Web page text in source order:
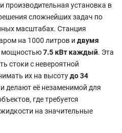
производительная установка в
сложнейших задач по
масштабах. Станция
на 1000 литров и двумя
мощностью7.5 кВт каждый. Эта
стоки с невероятной
их на высотудо 34
делают её незаменимой для
где требуется
на значительные